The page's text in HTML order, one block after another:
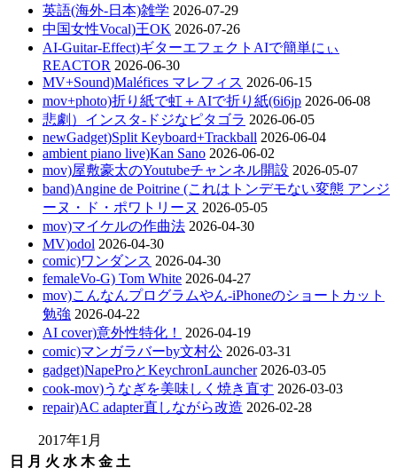
英語(海外-日本)雑学 2026-07-29
中国女性Vocal)王OK 2026-07-26
AI-Guitar-Effect)ギターエフェクトAIで簡単にぃ
REACTOR 2026-06-30
MV+Sound)Maléfices マレフィス 2026-06-15
mov+photo)折り紙で虹＋AIで折り紙(6i6jp 2026-06-08
悲劇）インスタ-ドジなピタゴラ 2026-06-05
newGadget)Split Keyboard+Trackball 2026-06-04
ambient piano live)Kan Sano 2026-06-02
mov)屋敷豪太のYoutubeチャンネル開設 2026-05-07
band)Angine de Poitrine (これはトンデモない変態 アンジ
ーヌ・ド・ポワトリーヌ 2026-05-05
mov)マイケルの作曲法 2026-04-30
MV)odol 2026-04-30
comic)ワンダンス 2026-04-30
femaleVo-G) Tom White 2026-04-27
mov)こんなんプログラムやん-iPhoneのショートカット
勉強 2026-04-22
AI cover)意外性特化！
2026-04-19
comic)マンガラバーby文村公 2026-03-31
gadget)NapeProとKeychronLauncher 2026-03-05
cook-mov)うなぎを美味しく焼き直す 2026-03-03
repair)AC adapter直しながら改造 2026-02-28
2017年1月
日
月 火 水 木 金 土